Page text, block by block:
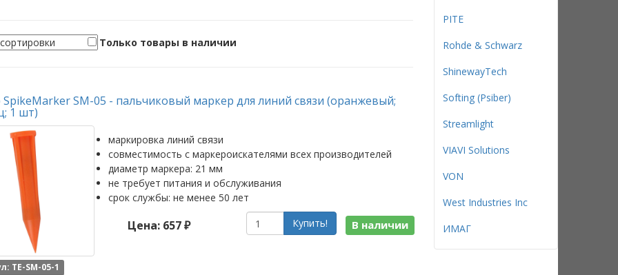
Только товары в наличии
SpikeMarker SM-05 - пальчиковый маркер для линий связи (оранжевый;
1 шт)
TE-SM-05-1
маркировка линий связи
совместимость с маркероискателями всех производителей
диаметр маркера: 21 мм
не требует питания и обслуживания
срок службы: не менее 50 лет
Цена: 657 ₽ Купить! В наличии
PITE
Rohde & Schwarz
ShinewayTech
Softing (Psiber)
Streamlight
VIAVI Solutions
VON
West Industries Inc
ИМАГ